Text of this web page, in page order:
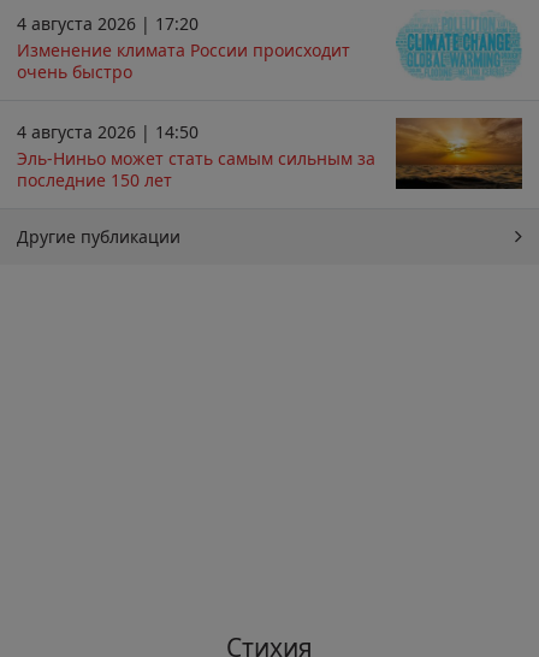
4 августа 2026 | 17:20
Изменение климата России происходит
очень быстро
4 августа 2026 | 14:50
Эль-Ниньо может стать самым сильным за
последние 150 лет
Другие публикации
Стихия